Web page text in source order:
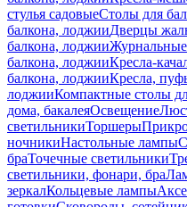
стулья садовыеСтолы для
балкона, лоджииДверцы
балкона, лоджии
балкона, лоджииКресла-
балкона, лоджииКресла,
лоджииКомпактные столы
дома, бакалеяОсвещение
светильникиТоршеры
ночникиНастольные лампы
браТочечные светильники
светильники, фонари, бра
зеркалКольцевые лампы